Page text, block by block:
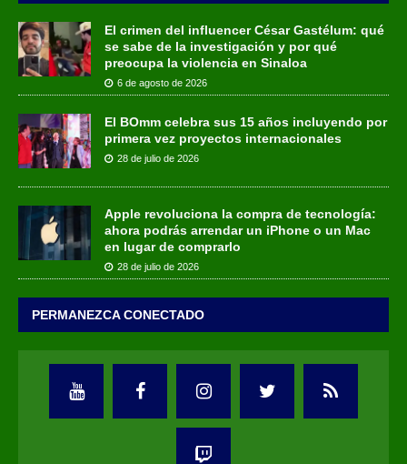
El crimen del influencer César Gastélum: qué
se sabe de la investigación y por qué
preocupa la violencia en Sinaloa
6 de agosto de 2026
El BOmm celebra sus 15 años incluyendo por
primera vez proyectos internacionales
28 de julio de 2026
Apple revoluciona la compra de tecnología:
ahora podrás arrendar un iPhone o un Mac
en lugar de comprarlo
28 de julio de 2026
PERMANEZCA CONECTADO